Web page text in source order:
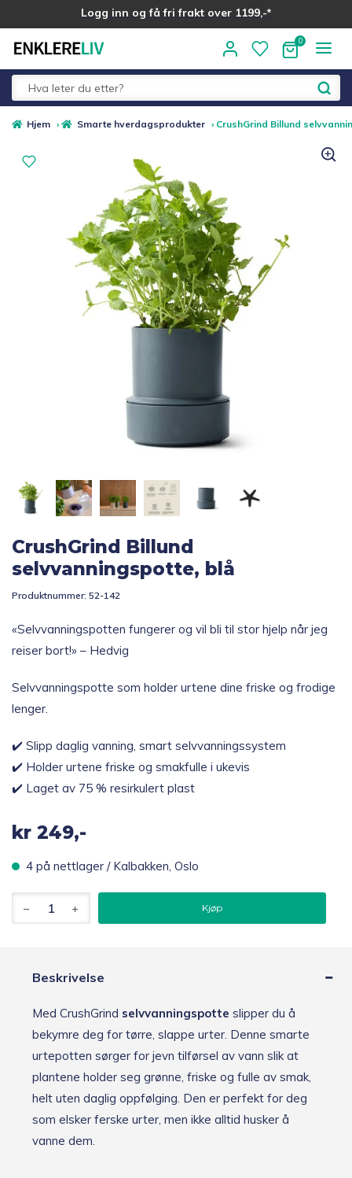
Logg inn og få fri frakt over 1199,-*
Alle kategorier
Fold
Medlemstilbud
Sommer ☀️
Gavetips
Hjem › Smarte hverdagsprodukter › CrushGrind Billund
CrushGrind Billund
selvvanningspotte, blå
Produktnummer: 52-142
«Selvvanningspotten fungerer og vil bli til stor hjelp når jeg
reiser bort!» – Hedvig
Selvvanningspotte som holder urtene dine friske og frodige
lenger.
✔️ Slipp daglig vanning, smart selvvanningssystem
✔️ Holder urtene friske og smakfulle i ukevis
✔️ Laget av 75 % resirkulert plast
kr 249,-
4 på nettlager / Kalbakken, Oslo
Billund
selvvanningspotte,
Kjøp
Beskrivelse
Med CrushGrind selvvanningspotte slipper du å
bekymre deg for tørre, slappe urter. Denne smarte
urtepotten sørger for jevn tilførsel av vann slik at
plantene holder seg grønne, friske og fulle av smak,
helt uten daglig oppfølging. Den er perfekt for deg
som elsker ferske urter, men ikke alltid husker å
vanne dem.